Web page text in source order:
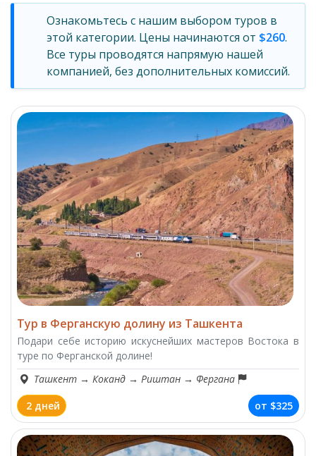
Ознакомьтесь с нашим выбором туров в
этой категории. Цены начинаются от $260.
Все туры проводятся напрямую нашей
компанией, без дополнительных комиссий.
Тур в Ферганскую долину из Ташкента
Подари себе историю искуснейших мастеров Востока в
туре по Ферганской долине!
Ташкент → Коканд → Риштан → Фергана
2 дней
от $325